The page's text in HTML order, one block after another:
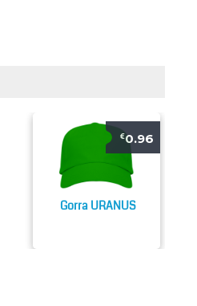
€0.96
Gorra URANUS